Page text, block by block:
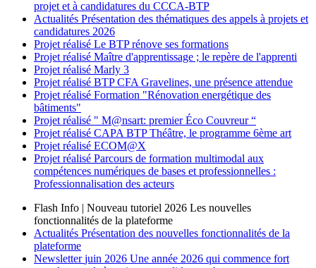
projet et à candidatures du CCCA-BTP
Actualités Présentation des thématiques des appels à projets et
candidatures 2026
Projet réalisé Le BTP rénove ses formations
Projet réalisé Maître d'apprentissage ; le repère de l'apprenti
Projet réalisé Marly 3
Projet réalisé BTP CFA Gravelines, une présence attendue
Projet réalisé Formation "Rénovation energétique des
bâtiments"
Projet réalisé " M@nsart: premier Éco Couvreur “
Projet réalisé CAPA BTP Théâtre, le programme 6ème art
Projet réalisé ECOM@X
Projet réalisé Parcours de formation multimodal aux
compétences numériques de bases et professionnelles :
Professionnalisation des acteurs
Flash Info | Nouveau tutoriel 2026 Les nouvelles
fonctionnalités de la plateforme
Actualités Présentation des nouvelles fonctionnalités de la
plateforme
Newsletter juin 2026 Une année 2026 qui commence fort